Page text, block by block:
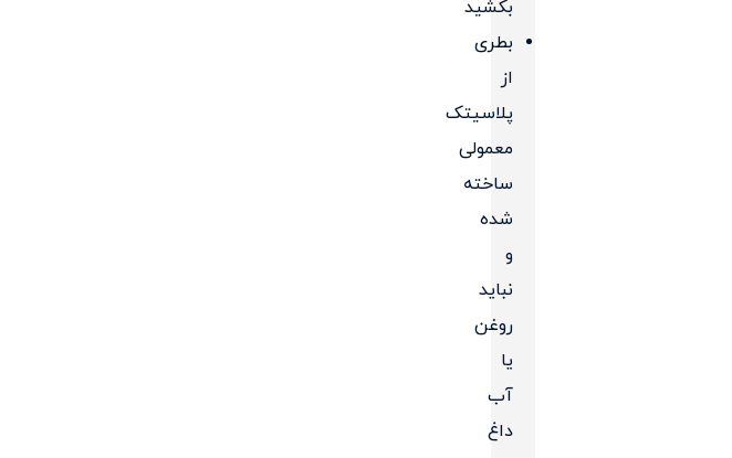
بکشید
بطری
از
پلاسیتک
معمولی
ساخته
شده
و
نباید
روغن
یا
آب
داغ